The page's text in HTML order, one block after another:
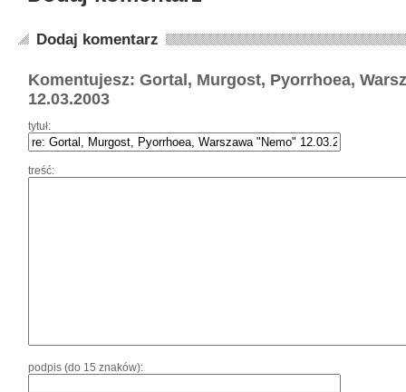
Dodaj komentarz
Komentujesz: Gortal, Murgost, Pyorrhoea,
12.03.2003
tytuł:
treść:
podpis (do 15 znaków):